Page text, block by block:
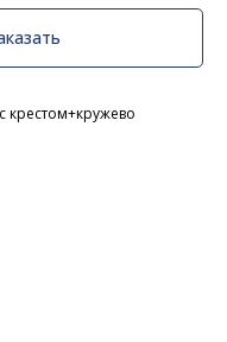
крестом+кружево